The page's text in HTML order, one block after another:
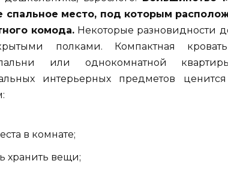
спальное место, под которым
комода.Некоторые разновидности
полками. Компактная
или однокомнатной
интерьерных предметов
в комнате;
хранить вещи;